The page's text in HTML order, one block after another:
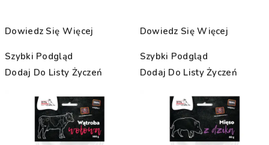
Dowiedz Się Więcej
Szybki Podgląd
Dodaj Do Listy Życzeń
Dowiedz Się Więcej
Szybki Podgląd
Dodaj Do Listy Życzeń